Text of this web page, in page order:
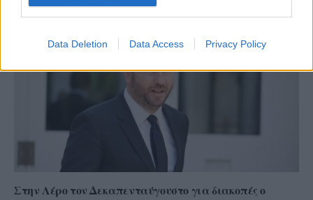
Data Deletion Data Access Privacy Policy
Στην Λέρο τον Δεκαπενταύγουστο για διακοπές ο